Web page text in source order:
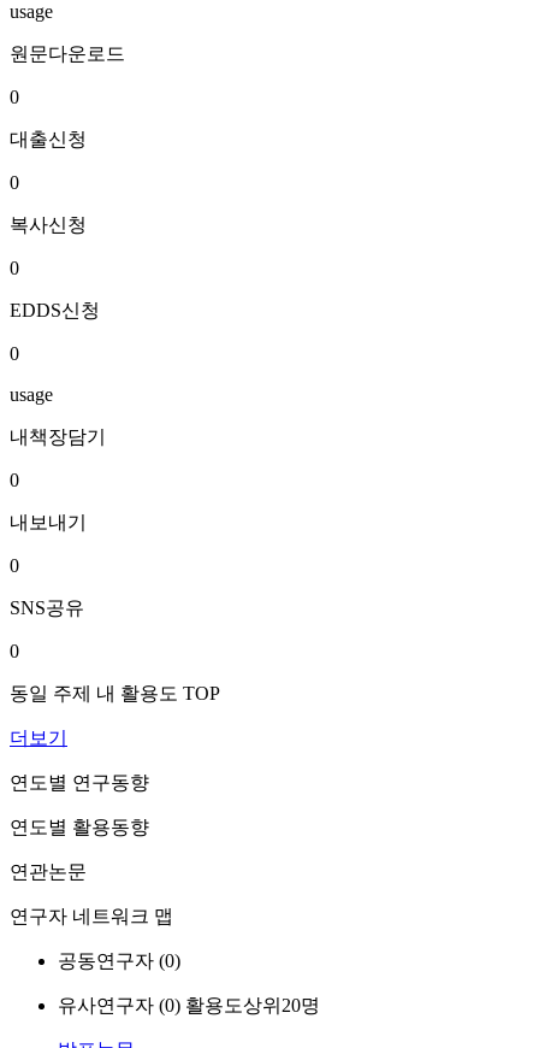
usage
원문다운로드
0
대출신청
0
복사신청
0
EDDS신청
0
usage
내책장담기
0
내보내기
0
SNS공유
0
동일 주제 내 활용도 TOP
더보기
연도별 연구동향
연도별 활용동향
연관논문
연구자 네트워크 맵
공동연구자 (0)
유사연구자 (0) 활용도상위20명